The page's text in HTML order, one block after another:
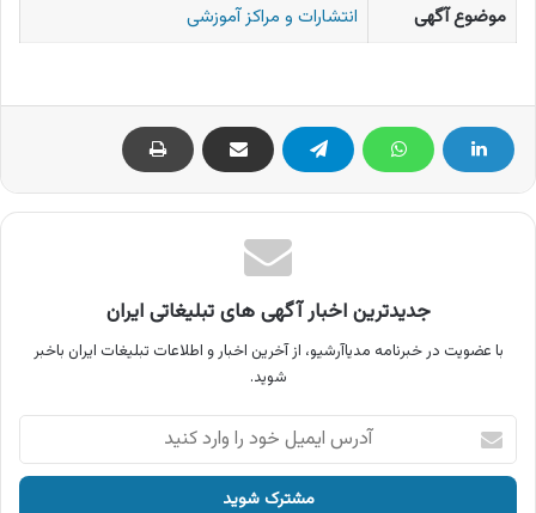
موضوع آگهی
انتشارات و مراکز آموزشی
جدیدترین اخبار آگهی های تبلیغاتی ایران
با عضویت در خبرنامه مدیاآرشیو، از آخرین اخبار و اطلاعات تبلیغات ایران باخبر
شوید.
آدرس
ایمیل
خود